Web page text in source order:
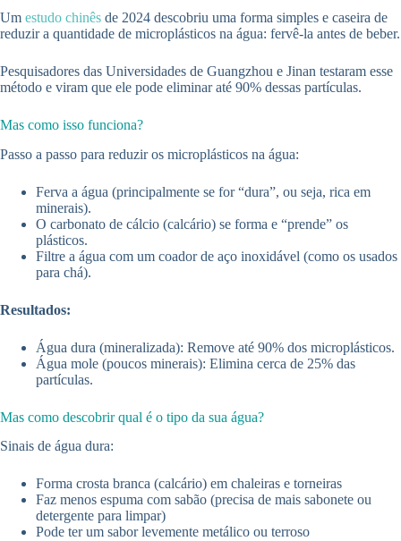
Um estudo chinês de 2024 descobriu uma forma simples e caseira de
reduzir a quantidade de microplásticos na água: fervê-la antes de beber.
Pesquisadores das Universidades de Guangzhou e Jinan testaram esse
método e viram que ele pode eliminar até 90% dessas partículas.
Mas como isso funciona?
Passo a passo para reduzir os microplásticos na água:
Ferva a água (principalmente se for “dura”, ou seja, rica em
minerais).
O carbonato de cálcio (calcário) se forma e “prende” os
plásticos.
Filtre a água com um coador de aço inoxidável (como os usados
para chá).
Resultados:
Água dura (mineralizada): Remove até 90% dos microplásticos.
Água mole (poucos minerais): Elimina cerca de 25% das
partículas.
Mas como descobrir qual é o tipo da sua água?
Sinais de água dura:
Forma crosta branca (calcário) em chaleiras e torneiras
Faz menos espuma com sabão (precisa de mais sabonete ou
detergente para limpar)
Pode ter um sabor levemente metálico ou terroso